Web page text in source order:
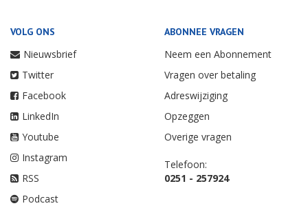
VOLG ONS
Nieuwsbrief
Twitter
Facebook
LinkedIn
Youtube
Instagram
RSS
Podcast
ABONNEE VRAGEN
Neem een Abonnement
Vragen over betaling
Adreswijziging
Opzeggen
Overige vragen
Telefoon:
0251 - 257924